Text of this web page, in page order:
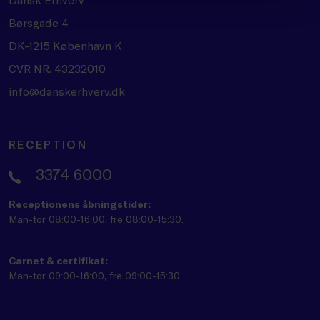
Børsgade 4
DK-1215 København K
CVR NR. 43232010
info@danskerhverv.dk
RECEPTION
3374 6000
Receptionens åbningstider:
Man-tor 08:00-16:00, fre 08:00-15:30.
Carnet & certifikat:
Man-tor 09:00-16:00, fre 09:00-15:30.